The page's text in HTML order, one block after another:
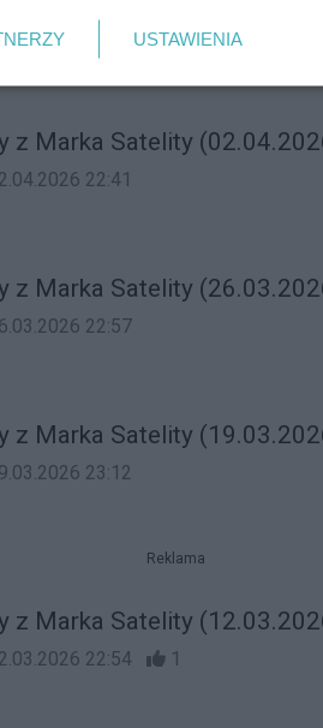
z Marka Satelity
22:41
z Marka Satelity
22:57
z Marka Satelity
23:12
Reklama
z Marka Satelity
22:54 1
USTAWIENIA